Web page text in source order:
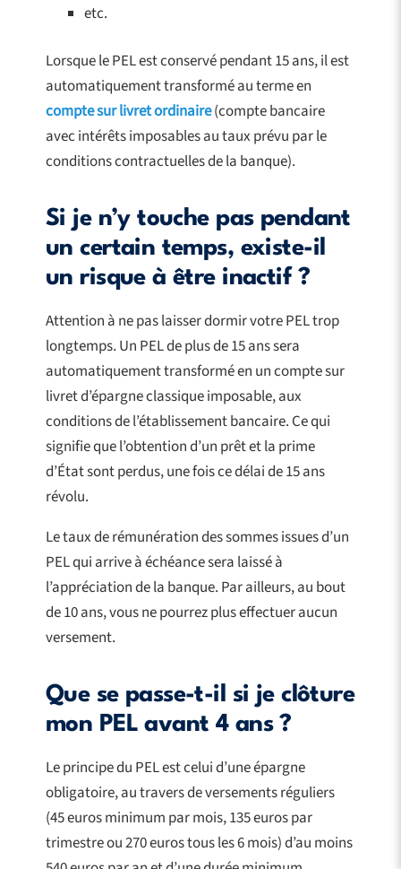
etc.
Lorsque le PEL est conservé pendant 15 ans, il est
automatiquement transformé au terme en
compte sur livret ordinaire(compte bancaire
avec intérêts imposables au taux prévu par le
conditions contractuelles de la banque).
Si je n’y touche pas pendant
un certain temps, existe-il
un risque à être inactif ?
Attention à ne pas laisser dormir votre PEL trop
longtemps. Un PEL de plus de 15 ans sera
automatiquement transformé en un compte sur
livret d’épargne classique imposable, aux
conditions de l’établissement bancaire. Ce qui
signifie que l’obtention d’un prêt et la prime
d’État sont perdus, une fois ce délai de 15 ans
révolu.
Le taux de rémunération des sommes issues d’un
PEL qui arrive à échéance sera laissé à
l’appréciation de la banque. Par ailleurs, au bout
de 10 ans, vous ne pourrez plus effectuer aucun
versement.
Que se passe-t-il si je clôture
mon PEL avant 4 ans ?
Le principe du PEL est celui d’une épargne
obligatoire, au travers de versements réguliers
(45 euros minimum par mois, 135 euros par
trimestre ou 270 euros tous les 6 mois) d’au moins